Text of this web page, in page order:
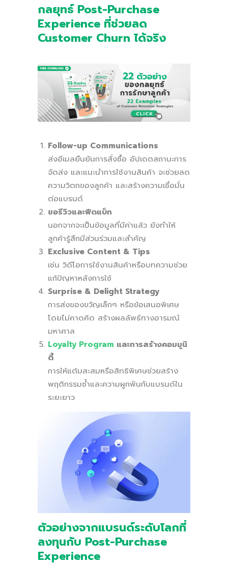
กลยุทธ์ Post-Purchase
Experience ที่ช่วยลด
Customer Churn ได้จริง
Follow-up Communications
ส่งอีเมลยืนยันการสั่งซื้อ อัปเดตสถานะการ
จัดส่ง และแนะนำการใช้งานสินค้า จะช่วยลด
ความวิตกของลูกค้า และสร้างความเชื่อมั่น
ต่อแบรนด์
ขอรีวิวและฟีดแบ็ก
นอกจากจะเป็นข้อมูลที่มีค่าแล้ว ยังทำให้
ลูกค้ารู้สึกมีส่วนร่วมและสำคัญ
Exclusive Content & Tips
เช่น วิดีโอการใช้งานสินค้าหรือบทความช่วย
แก้ปัญหาหลังการใช้
Surprise & Delight Strategy
การส่งของขวัญเล็กๆ หรือข้อเสนอพิเศษ
โดยไม่คาดคิด สร้างผลลัพธ์ทางอารมณ์
มหาศาล
Loyalty Program และการสร้างคอมมูนิ
ตี้
การให้แต้มสะสมหรือสิทธิพิเศษช่วยสร้าง
พฤติกรรมซ้ำและความผูกพันกับแบรนด์ใน
ระยะยาว
ตัวอย่างจากแบรนด์ระดับโลกที่
ลงทุนกับ Post-Purchase
Experience